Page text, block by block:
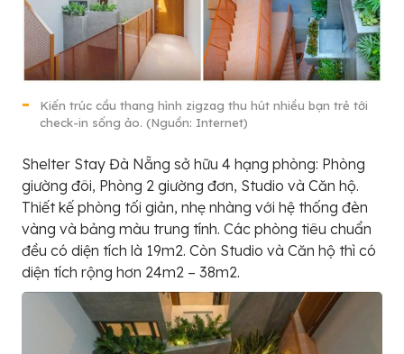
Kiến trúc cầu thang hình zigzag thu hút nhiều bạn trẻ tới
check-in sống ảo. (Nguồn: Internet)
Shelter Stay Đà Nẵng sở hữu 4 hạng phòng: Phòng
giường đôi, Phòng 2 giường đơn, Studio và Căn hộ.
Thiết kế phòng tối giản, nhẹ nhàng với hệ thống đèn
vàng và bảng màu trung tính. Các phòng tiêu chuẩn
đều có diện tích là 19m2. Còn Studio và Căn hộ thì có
diện tích rộng hơn 24m2 – 38m2.